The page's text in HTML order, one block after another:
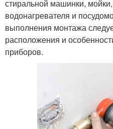
стиральной машинки,
водонагревателя и
выполнения монтажа
расположения и
приборов.